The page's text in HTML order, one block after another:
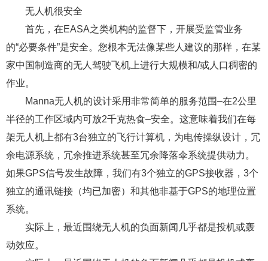
无人机很安全
首先，在EASA之类机构的监督下，开展受监管业务
的“必要条件”是安全。您根本无法像某些人建议的那样，在某
家中国制造商的无人驾驶飞机上进行大规模和/或人口稠密的
作业。
Manna无人机的设计采用非常简单的服务范围–在2公里
半径的工作区域内可放2千克热食–安全。这意味着我们在每
架无人机上都有3台独立的飞行计算机，为电传操纵设计，冗
余电源系统，冗余推进系统甚至冗余降落伞系统提供动力。
如果GPS信号发生故障，我们有3个独立的GPS接收器，3个
独立的通讯链接（均已加密）和其他非基于GPS的地理位置
系统。
实际上，最近围绕无人机的负面新闻几乎都是投机或轰
动效应。